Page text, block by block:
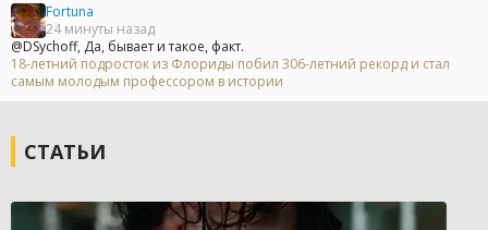
Fortuna
24 минуты назад
@DSychoff, Да, бывает и такое, факт.
18-летний подросток из Флориды побил 306-летний рекорд и стал
самым молодым профессором в истории
СТАТЬИ